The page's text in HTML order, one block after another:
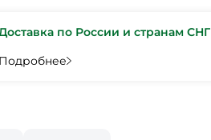
по России и странам СНГ
Подробнее